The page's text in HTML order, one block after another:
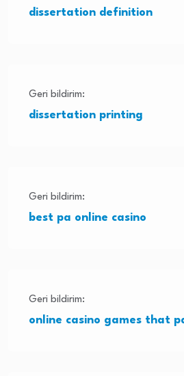
dissertation definition
Geri bildirim:
dissertation printing
Geri bildirim:
best pa online casino
Geri bildirim:
online casino games that